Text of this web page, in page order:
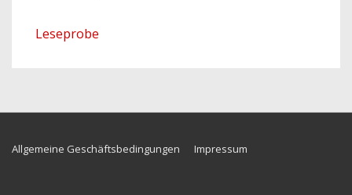
Leseprobe
Footer-
Allgemeine Geschäftsbedingungen Impressum